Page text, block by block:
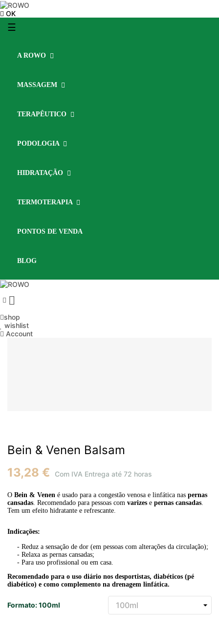
OK
Toggle
☰
A ROWO
MASSAGEM
TERAPÊUTICO
PODOLOGIA
HIDRATAÇÃO
TERMOTERAPIA
PONTOS DE VENDA
BLOG

shop
wishlist
Account
Bein & Venen Balsam
13,28 €
Com IVA Entrega até 72 horas
O Bein & Venen é usado para a congestão venosa e linfática nas pernas
cansadas. Recomendado para pessoas com varizes e pernas cansadas.
Tem um efeito hidratante e refrescante.
Indicações:
- Reduz a sensação de dor (em pessoas com alterações da circulação);
- Relaxa as pernas cansadas;
- Para uso profissional ou em casa.
Recomendado para o uso diário nos desportistas, diabéticos (pé
diabético) e como complemento na drenagem linfática.
Formato: 100ml